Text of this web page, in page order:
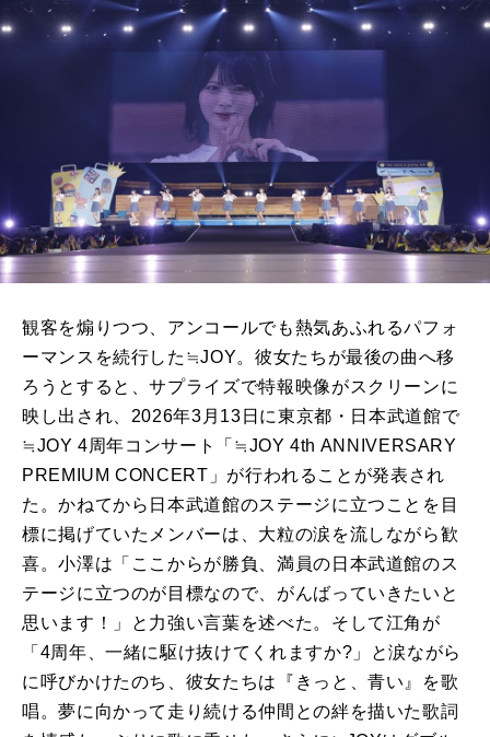
観客を煽りつつ、アンコールでも熱気あふれるパフォ
ーマンスを続行した≒JOY。彼女たちが最後の曲へ移
ろうとすると、サプライズで特報映像がスクリーンに
映し出され、2026年3月13日に東京都・日本武道館で
≒JOY 4周年コンサート「≒JOY 4th ANNIVERSARY
PREMIUM CONCERT」が行われることが発表され
た。かねてから日本武道館のステージに立つことを目
標に掲げていたメンバーは、大粒の涙を流しながら歓
喜。小澤は「ここからが勝負、満員の日本武道館のス
テージに立つのが目標なので、がんばっていきたいと
思います！」と力強い言葉を述べた。そして江角が
「4周年、一緒に駆け抜けてくれますか?」と涙ながら
に呼びかけたのち、彼女たちは『きっと、青い』を歌
唱。夢に向かって走り続ける仲間との絆を描いた歌詞